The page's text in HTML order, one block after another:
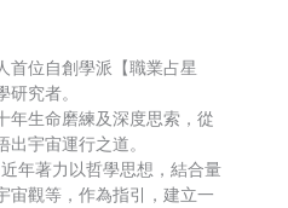
首位自創學派【職業占星
究者。
年生命磨練及深度思索，從
宇宙運行之道。
年著力以哲學思想，結合量
宙觀等，作為指引，建立一